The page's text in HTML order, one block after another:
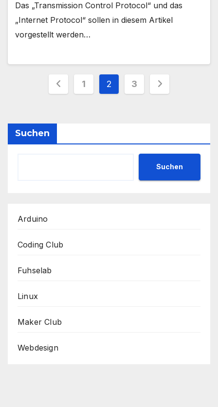
Das „Transmission Control Protocol“ und das
„Internet Protocol“ sollen in diesem Artikel
vorgestellt werden…
Seitennummerierung
Beiträge
1 2 3
Suchen
Suchen
Arduino
Coding Club
Fuhselab
Linux
Maker Club
Webdesign